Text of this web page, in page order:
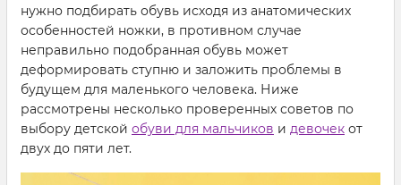
нужно подбирать обувь исходя из анатомических
особенностей ножки, в противном случае
неправильно подобранная обувь может
деформировать ступню и заложить проблемы в
будущем для маленького человека. Ниже
рассмотрены несколько проверенных советов по
выбору детской обуви для мальчиков и девочек от
двух до пяти лет.